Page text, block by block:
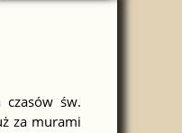
św.
za murami